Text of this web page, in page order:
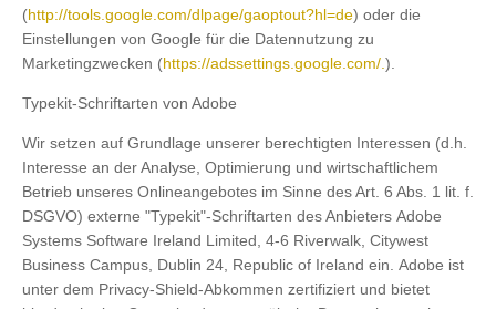
(http://tools.google.com/dlpage/gaoptout?hl=de) oder die
Einstellungen von Google für die Datennutzung zu
Marketingzwecken (https://adssettings.google.com/. ).
Typekit-Schriftarten von Adobe
Wir setzen auf Grundlage unserer berechtigten Interessen (d.h.
Interesse an der Analyse, Optimierung und wirtschaftlichem
Betrieb unseres Onlineangebotes im Sinne des Art. 6 Abs. 1 lit. f.
DSGVO) externe "Typekit"-Schriftarten des Anbieters Adobe
Systems Software Ireland Limited, 4-6 Riverwalk, Citywest
Business Campus, Dublin 24, Republic of Ireland ein. Adobe ist
unter dem Privacy-Shield-Abkommen zertifiziert und bietet